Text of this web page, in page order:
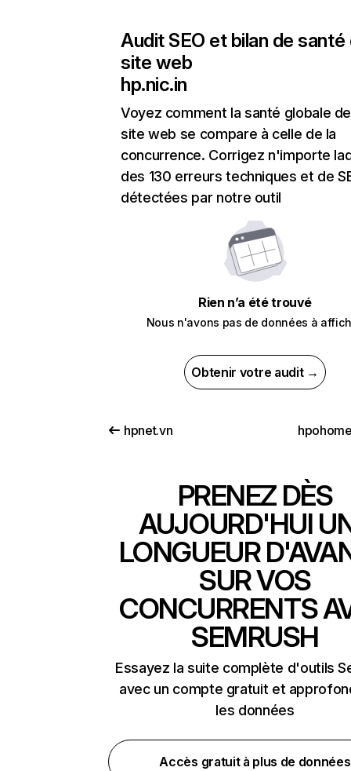
Audit SEO et bilan de santé
site web
hp.nic.in
Voyez comment la santé globale
site web se compare à celle de la
concurrence. Corrigez n'importe
des 130 erreurs techniques et de
détectées par notre outil
Rien n’a été trouvé
Nous n'avons pas de données à
Obtenir votre audit →
hpnet.vn
PRENEZ DÈS
AUJOURD'HUI
LONGUEUR
SUR VOS
CONCURRENTS
SEMRUSH
Essayez la suite complète d'outils
avec un compte gratuit et
les données
Accès gratuit à plus de données